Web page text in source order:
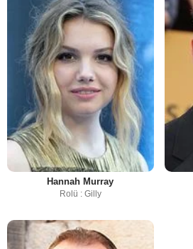
Hannah Murray
Rolü : Gilly